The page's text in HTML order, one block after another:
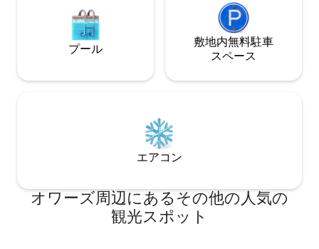
プール
敷地内無料駐⁠車
ス⁠ペ⁠ー⁠ス
エアコン
オワーズ⁠周⁠辺⁠に⁠あ⁠るそ⁠の⁠他⁠の人⁠気⁠の
観⁠光⁠ス⁠ポ⁠ッ⁠ト